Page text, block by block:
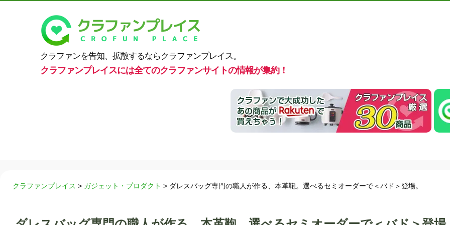
クラファンを告知、拡散するならクラファンプレイス。
クラファンプレイスには全てのクラファンサイトの情報が集約！
クラファンプレイス > ガジェット・プロダクト > ダレスバッグ専門の職人が作る、本革鞄。選べるセミオーダーで＜バド＞登場。